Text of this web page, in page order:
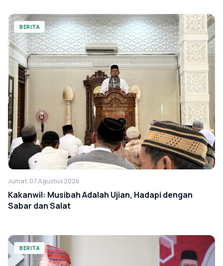
BERITA
Jumat, 07 Agustus 2026
Kakanwil: Musibah Adalah Ujian, Hadapi dengan
Sabar dan Salat
BERITA